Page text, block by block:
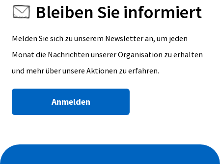
Bleiben Sie informiert
Melden Sie sich zu unserem Newsletter an, um jeden
Monat die Nachrichten unserer Organisation zu erhalten
und mehr über unsere Aktionen zu erfahren.
Anmelden